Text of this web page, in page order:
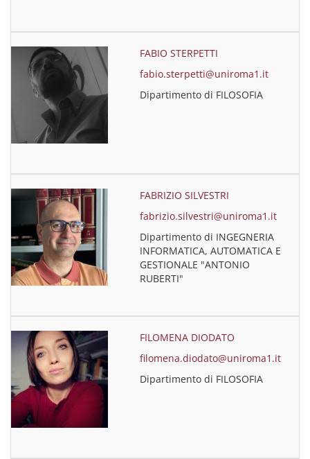
FABIO STERPETTI
fabio.sterpetti@uniroma1.it
Dipartimento di FILOSOFIA
FABRIZIO SILVESTRI
fabrizio.silvestri@uniroma1.it
Dipartimento di INGEGNERIA
INFORMATICA, AUTOMATICA E
GESTIONALE "ANTONIO
RUBERTI"
FILOMENA DIODATO
filomena.diodato@uniroma1.it
Dipartimento di FILOSOFIA